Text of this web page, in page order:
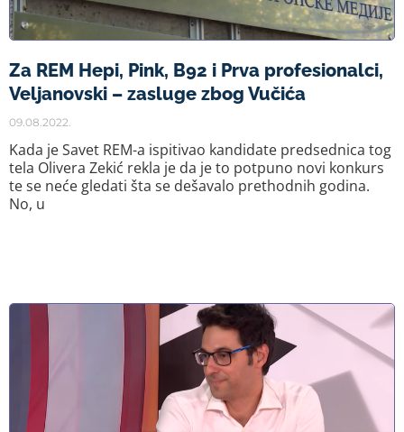
Za REM Hepi, Pink, B92 i Prva profesionalci,
Veljanovski – zasluge zbog Vučića
09.08.2022.
Kada je Savet REM-a ispitivao kandidate predsednica tog
tela Olivera Zekić rekla je da je to potpuno novi konkurs
te se neće gledati šta se dešavalo prethodnih godina.
No, u